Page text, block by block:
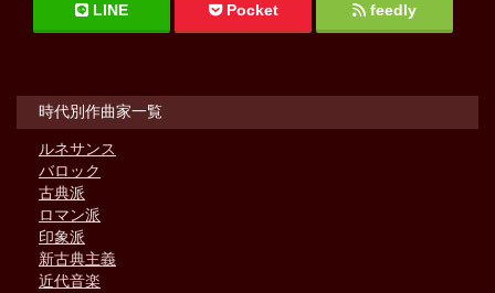
LINE Pocket feedly
時代別作曲家一覧
ルネサンス
バロック
古典派
ロマン派
印象派
新古典主義
近代音楽